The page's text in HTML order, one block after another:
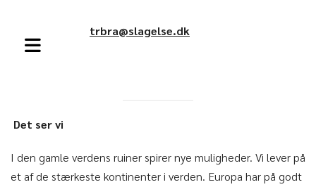
trbra@slagelse.dk
Det ser vi
I den gamle verdens ruiner spirer nye muligheder. Vi lever på
et af de stærkeste kontinenter i verden. Europa har på godt